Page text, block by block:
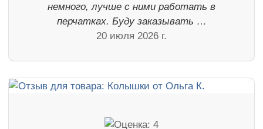
немного, лучше с ними работать в
перчатках. Буду заказывать …
20 июля 2026 г.